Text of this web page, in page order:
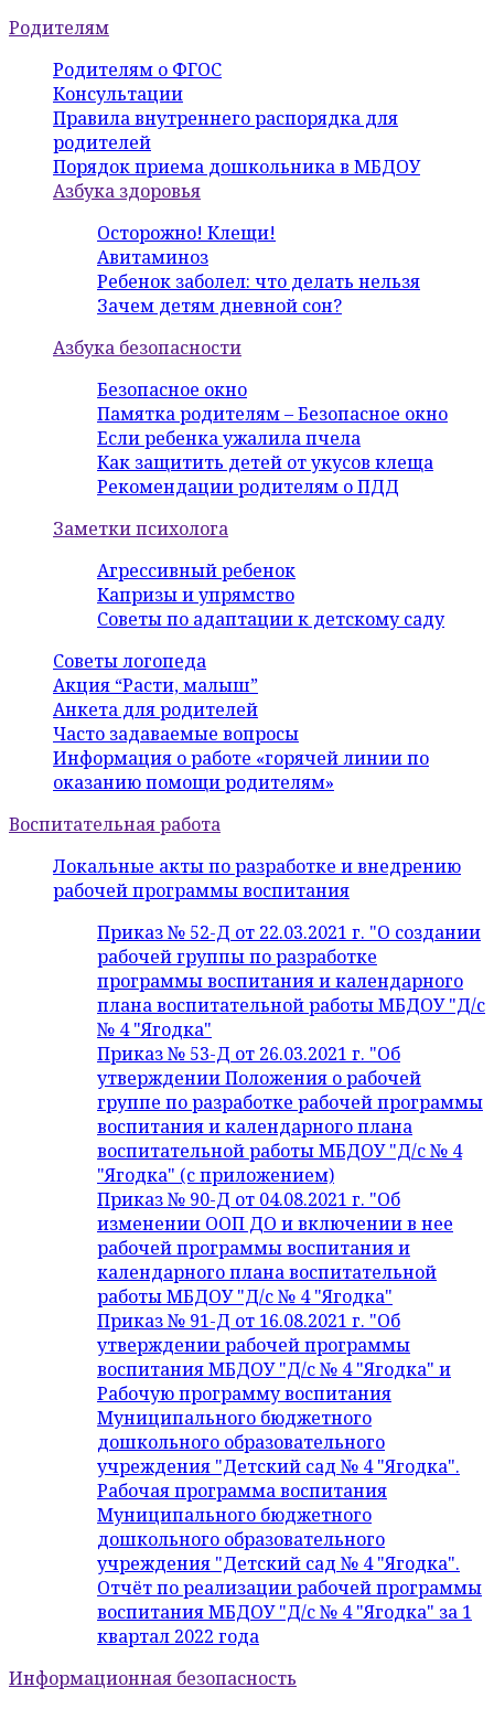
Родителям
Родителям о ФГОС
Консультации
Правила внутреннего распорядка для
родителей
Порядок приема дошкольника в МБДОУ
Азбука здоровья
Осторожно! Клещи!
Авитаминоз
Ребенок заболел: что делать нельзя
Зачем детям дневной сон?
Азбука безопасности
Безопасное окно
Памятка родителям – Безопасное окно
Если ребенка ужалила пчела
Как защитить детей от укусов клеща
Рекомендации родителям о ПДД
Заметки психолога
Агрессивный ребенок
Капризы и упрямство
Советы по адаптации к детскому саду
Советы логопеда
Акция “Расти, малыш”
Анкета для родителей
Часто задаваемые вопросы
Информация о работе «горячей линии по
оказанию помощи родителям»
Воспитательная работа
Локальные акты по разработке и внедрению
рабочей программы воспитания
Приказ № 52-Д от 22.03.2021 г. "О создании
рабочей группы по разработке
программы воспитания и календарного
плана воспитательной работы МБДОУ "Д/с
№ 4 "Ягодка"
Приказ № 53-Д от 26.03.2021 г. "Об
утверждении Положения о рабочей
группе по разработке рабочей программы
воспитания и календарного плана
воспитательной работы МБДОУ "Д/с № 4
"Ягодка" (с приложением)
Приказ № 90-Д от 04.08.2021 г. "Об
изменении ООП ДО и включении в нее
рабочей программы воспитания и
календарного плана воспитательной
работы МБДОУ "Д/с № 4 "Ягодка"
Приказ № 91-Д от 16.08.2021 г. "Об
утверждении рабочей программы
воспитания МБДОУ "Д/с № 4 "Ягодка" и
Рабочую программу воспитания
Муниципального бюджетного
дошкольного образовательного
учреждения "Детский сад № 4 "Ягодка".
Рабочая программа воспитания
Муниципального бюджетного
дошкольного образовательного
учреждения "Детский сад № 4 "Ягодка".
Отчёт по реализации рабочей программы
воспитания МБДОУ "Д/с № 4 "Ягодка" за 1
квартал 2022 года
Информационная безопасность